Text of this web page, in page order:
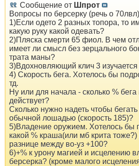
Сообщение от Шпрот
Вопросы по берсерку (речь о
1)Если одето 2 разных топора, то
какую руку какой одевать?
2)Пляска смерти 65 фиол. В чем
имеет ли смысл без зерцального
трата маны?
3)Вдохновляющий клич 3
4) Скорость бега. Хотелось бы
тд.
Ну или для начала - сколько %
действует?
Сколько нужно надеть чтобы
обычной лошадью (скорость 185)?
5)Владение оружием. Хотелось бы
какой % краша(или мб крита
разнице между во-уз +100?
6)+% к урону магией и исцелению
берсерка? (кроме малого